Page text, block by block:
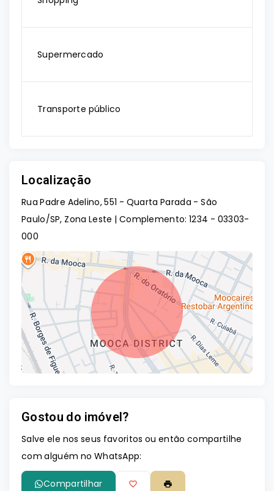
Supermercado
Transporte público
Localização
Rua Padre Adelino, 551 - Quarta Parada - São
Paulo/SP, Zona Leste | Complemento: 1234 - 03303-
000
Gostou do imóvel?
Salve ele nos seus favoritos ou então compartilhe
com alguém no WhatsApp:
Compartilhar